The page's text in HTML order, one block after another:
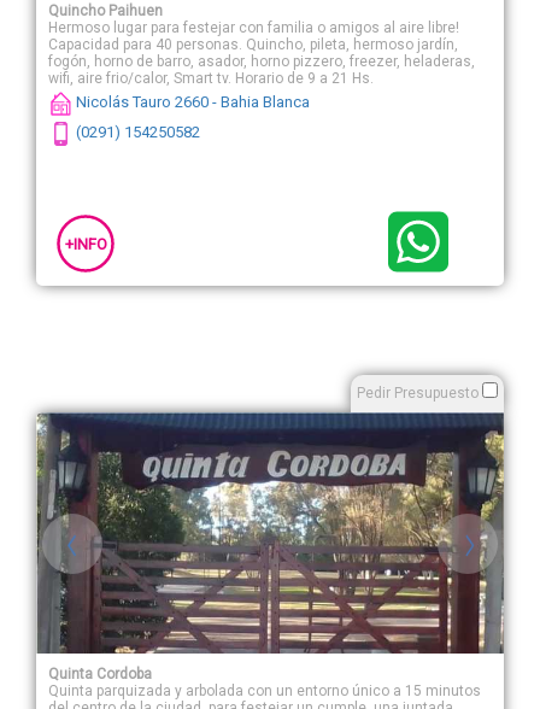
Quincho Paihuen
Hermoso lugar para festejar con familia o amigos al aire libre!
Capacidad para 40 personas. Quincho, pileta, hermoso jardín,
fogón, horno de barro, asador, horno pizzero, freezer, heladeras,
wifi, aire frio/calor, Smart tv. Horario de 9 a 21 Hs.
Nicolás Tauro 2660 - Bahia Blanca
(0291) 154250582
+INFO
Pedir Presupuesto
Quinta Cordoba
Quinta parquizada y arbolada con un entorno único a 15 minutos